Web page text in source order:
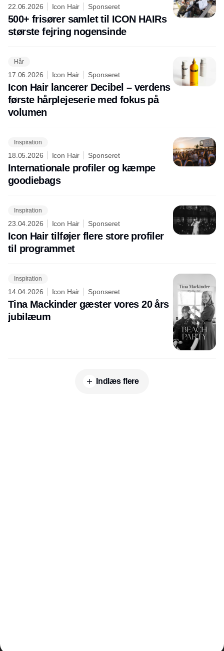
22.06.2026 Icon Hair Sponseret
500+ frisører samlet til ICON HAIRs
største fejring nogensinde
Hår
17.06.2026 Icon Hair Sponseret
Icon Hair lancerer Decibel – verdens
første hårplejeserie med fokus på
volumen
Inspiration
18.05.2026 Icon Hair Sponseret
Internationale profiler og kæmpe
goodiebags
Inspiration
23.04.2026 Icon Hair Sponseret
Icon Hair tilføjer flere store profiler
til programmet
Inspiration
14.04.2026 Icon Hair Sponseret
Tina Mackinder gæster vores 20 års
jubilæum
Indlæs flere